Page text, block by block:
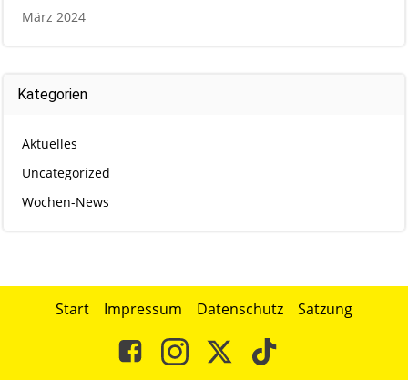
März 2024
Kategorien
Aktuelles
Uncategorized
Wochen-News
Start Impressum Datenschutz Satzung